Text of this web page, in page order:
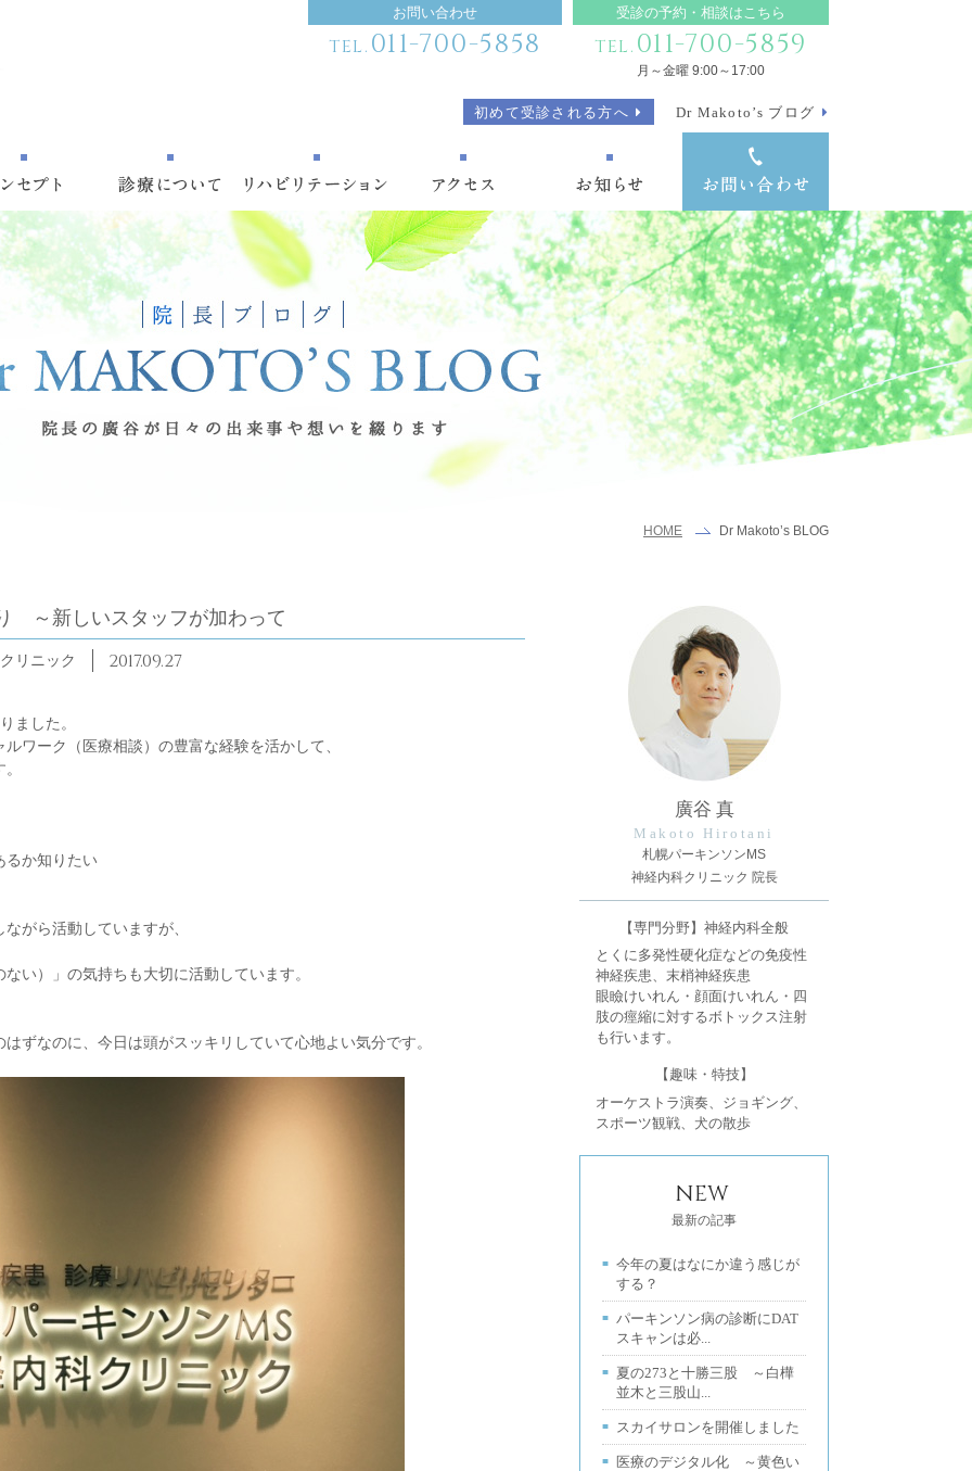
お問い合わせ
TEL. 011-700-5858
受診の予約・相談はこちら
TEL. 011-700-5859
月～金曜 9:00～17:00
初めて受診される方へ Dr Makoto’s ブログ
HOME Dr Makoto’s BLOG
～新しいスタッフが加わって
クリニック 2017.09.27
ました。
ワーク（医療相談）の豊富な経験を活かして、
か知りたい
がら活動していますが、
い）」の気持ちも大切に活動しています。
ずなのに、今日は頭がスッキリしていて心地よい気分です。
廣谷 真
Makoto Hirotani
札幌パーキンソンMS
神経内科クリニック 院長
【専門分野】神経内科全般
とくに多発性硬化症などの免疫性
神経疾患、末梢神経疾患
眼瞼けいれん・顔面けいれん・四
肢の痙縮に対するボトックス注射
も行います。
【趣味・特技】
オーケストラ演奏、ジョギング、
スポーツ観戦、犬の散歩
NEW
最新の記事
今年の夏はなにか違う感じが
する？
パーキンソン病の診断にDAT
スキャンは必...
夏の273と十勝三股 ～白樺
並木と三股山...
スカイサロンを開催しました
医療のデジタル化 ～黄色い